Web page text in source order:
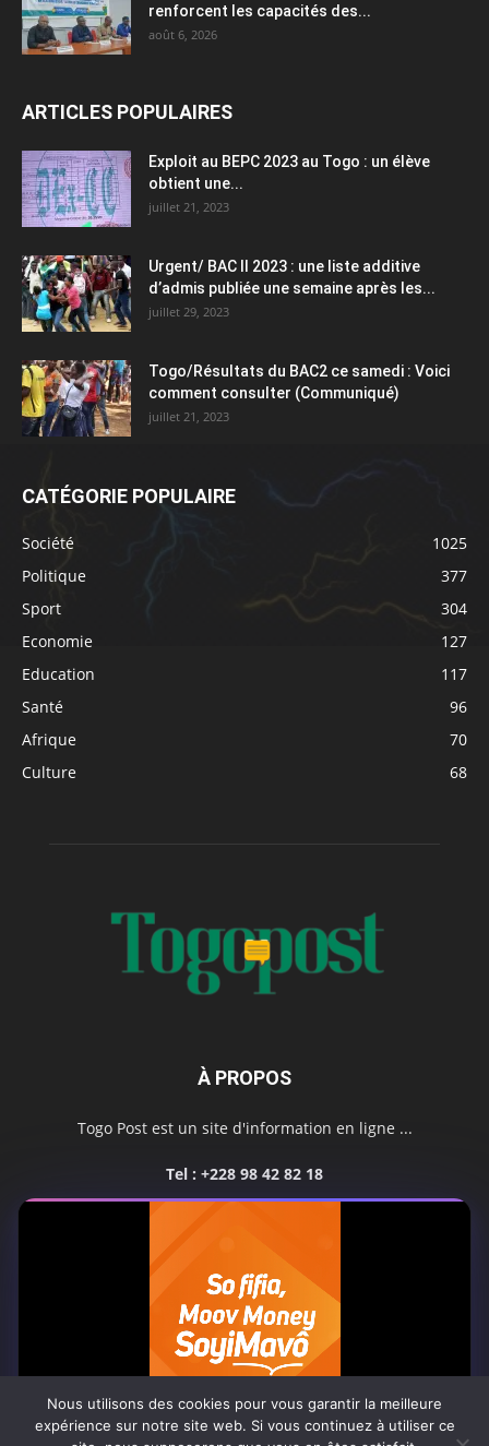
renforcent les capacités des...
août 6, 2026
ARTICLES POPULAIRES
Exploit au BEPC 2023 au Togo : un élève
obtient une...
juillet 21, 2023
Urgent/ BAC II 2023 : une liste additive
d’admis publiée une semaine après les...
juillet 29, 2023
Togo/Résultats du BAC2 ce samedi : Voici
comment consulter (Communiqué)
juillet 21, 2023
CATÉGORIE POPULAIRE
Société
1025
Politique
377
Sport
304
Economie
127
Education
117
Santé
96
Afrique
70
Culture
68
À PROPOS
Togo Post est un site d'information en ligne ...
Tel : +228 98 42 82 18
SUIVEZ NOUS
Nous utilisons des cookies pour vous garantir la meilleure
expérience sur notre site web. Si vous continuez à utiliser ce